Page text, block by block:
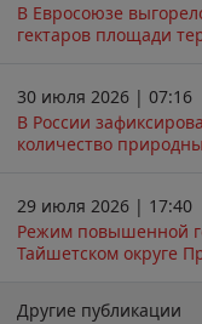
В Евросоюзе
гектаров площади
30 июля 2026 | 07:16
В России
количество
29 июля 2026 | 17:40
Режим повышенной
Тайшетском округе
Другие публикации